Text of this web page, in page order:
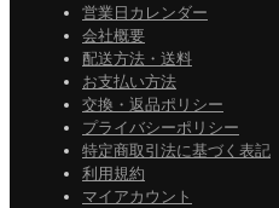
営業日カレンダー
会社概要
配送方法・送料
お支払い方法
交換・返品ポリシー
プライバシーポリシー
特定商取引法に基づく表記
利用規約
マイアカウント